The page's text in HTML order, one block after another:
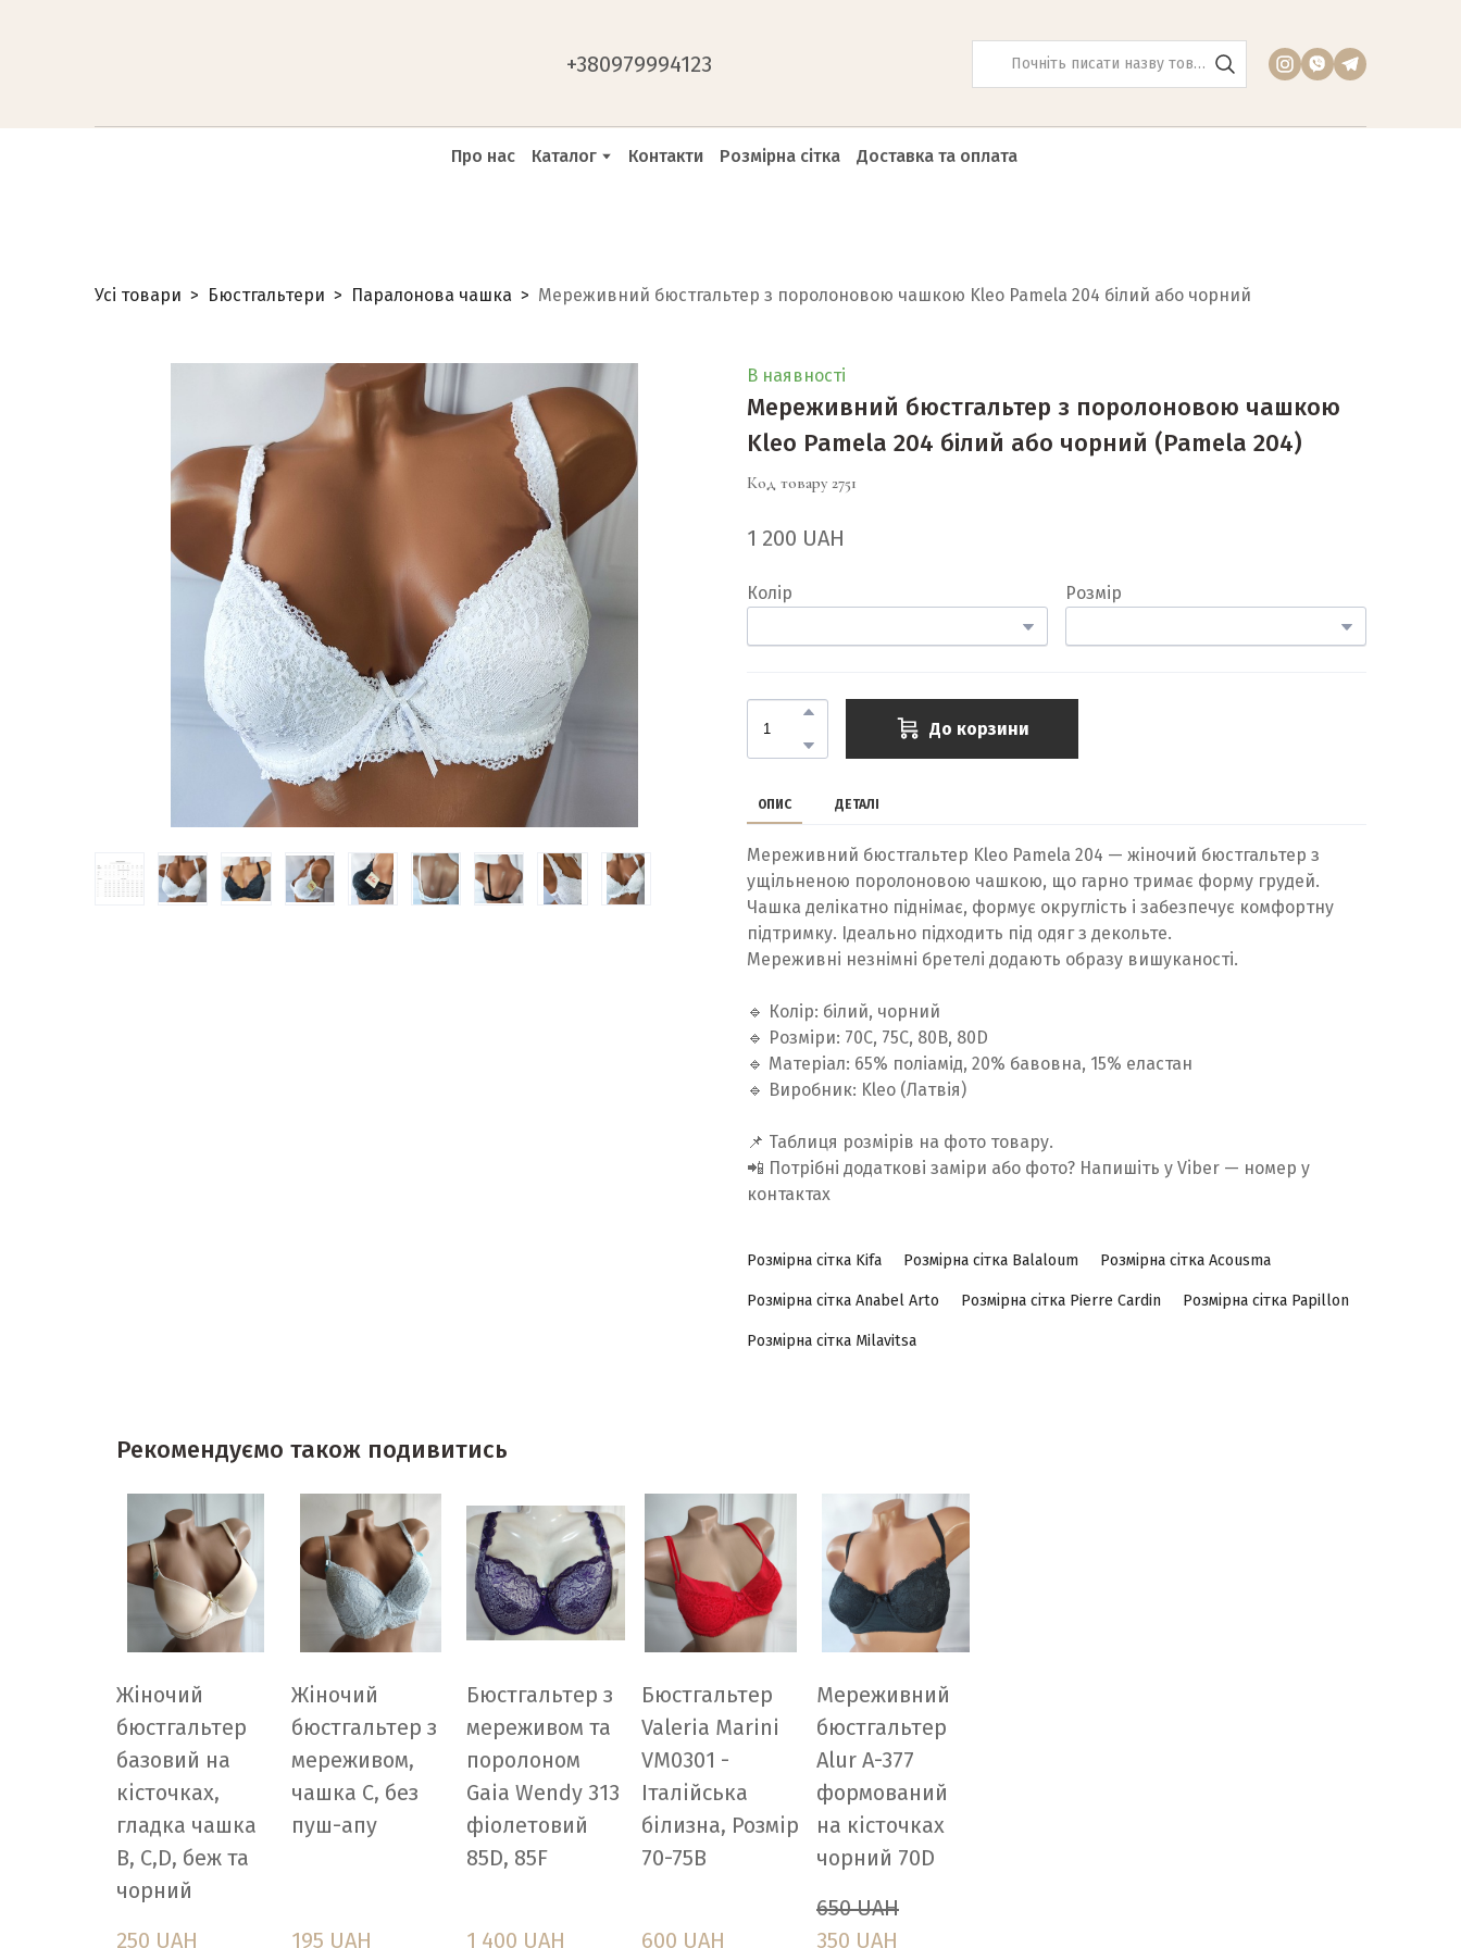
+380979994123
Про нас Каталог Контакти Розмірна сітка Доставка та оплата
Усі товари Бюстгальтери Паралонова чашка Мереживний бюстгальтер з поролоновою чашкою Kleo Pamela 204 білий або чорний
В наявності
Мереживний бюстгальтер з поролоновою чашкою
Kleo Pamela 204 білий або чорний (Pamela 204)
Код товару 2751
1 200 UAH
Колір Розмір
До корзини
ОПИС ДЕТАЛІ
Мереживний бюстгальтер Kleo Pamela 204 — жіночий бюстгальтер з
ущільненою поролоновою чашкою, що гарно тримає форму грудей.
Чашка делікатно піднімає, формує округлість і забезпечує комфортну
підтримку. Ідеально підходить під одяг з декольте.
Мереживні незнімні бретелі додають образу вишуканості.
🔹 Колір: білий, чорний
🔹 Розміри: 70С, 75C, 80В, 80D
🔹 Матеріал: 65% поліамід, 20% бавовна, 15% еластан
🔹 Виробник: Kleo (Латвія)
📌 Таблиця розмірів на фото товару.
📲 Потрібні додаткові заміри або фото? Напишіть у Viber — номер у
контактах
Розмірна сітка Kifa Розмірна сітка Balaloum Розмірна сітка Acousma
Розмірна сітка Anabel Arto Розмірна сітка Pierre Cardin Розмірна сітка Papillon
Розмірна сітка Milavitsa
Рекомендуємо також подивитись
Жіночий
бюстгальтер
базовий на
кісточках,
гладка чашка
В, C,D, беж та
чорний
250 UAH
Жіночий
бюстгальтер з
мереживом,
чашка C, без
пуш-апу
195 UAH
Бюстгальтер з
мереживом та
поролоном
Gaia Wendy 313
фіолетовий
85D, 85F
1 400 UAH
Бюстгальтер
Valeria Marini
VM0301 -
Італійська
білизна, Розмір
70-75В
600 UAH
Мереживний
бюстгальтер
Alur A-377
формований
на кісточках
чорний 70D
650 UAH
350 UAH